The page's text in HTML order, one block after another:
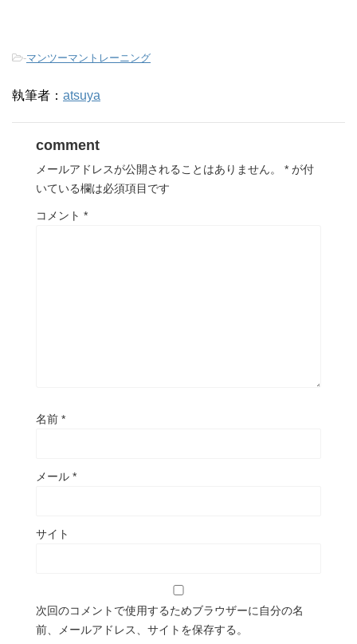
-マンツーマントレーニング
執筆者： atsuya
comment
メールアドレスが公開されることはありません。 * が付
いている欄は必須項目です
コメント *
名前 *
メール *
サイト
次回のコメントで使用するためブラウザーに自分の名
前、メールアドレス、サイトを保存する。